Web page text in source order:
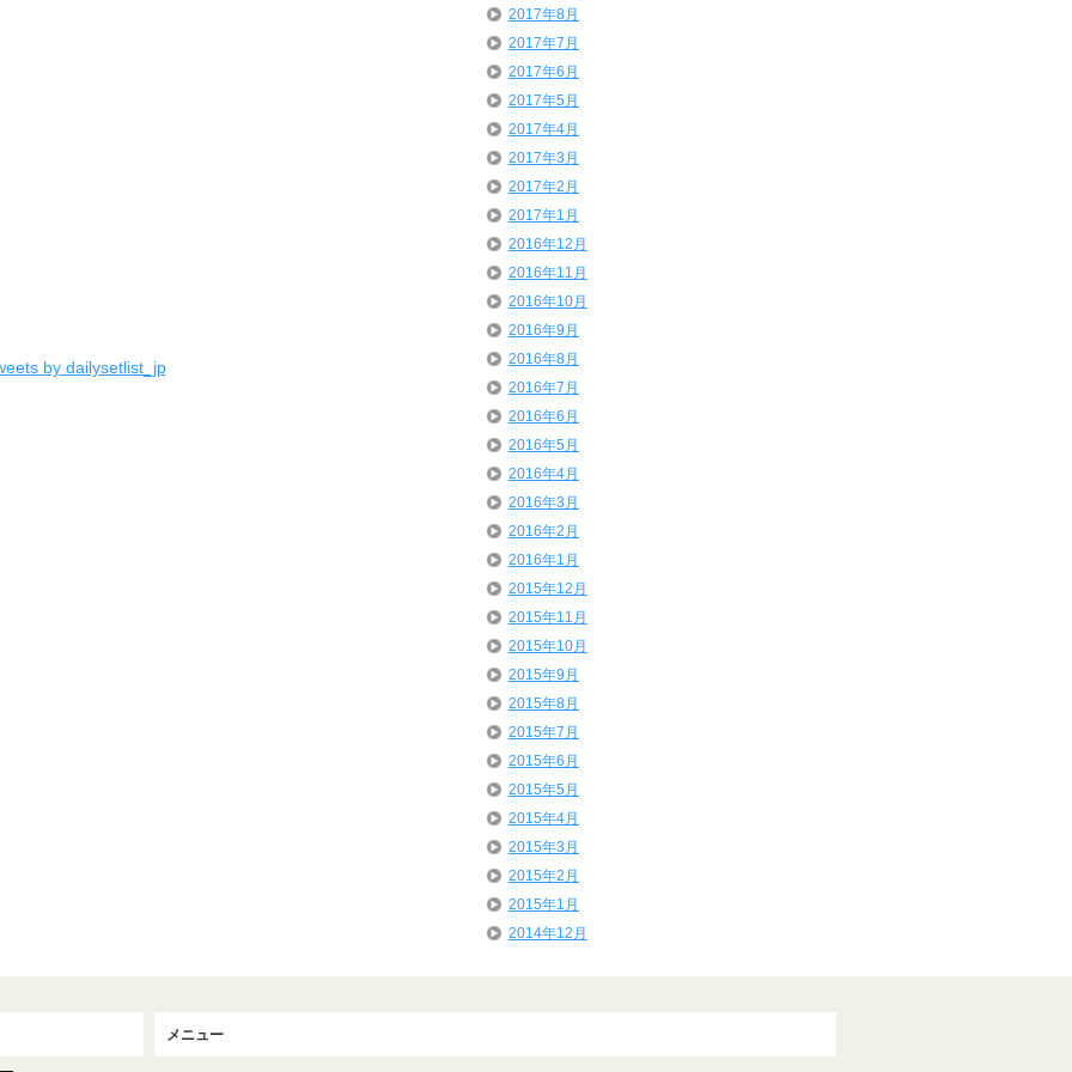
by dailysetlist_jp
2017年8月
2017年7月
2017年6月
2017年5月
2017年4月
2017年3月
2017年2月
2017年1月
2016年12月
2016年11月
2016年10月
2016年9月
2016年8月
2016年7月
2016年6月
2016年5月
2016年4月
2016年3月
2016年2月
2016年1月
2015年12月
2015年11月
2015年10月
2015年9月
2015年8月
2015年7月
2015年6月
2015年5月
2015年4月
2015年3月
2015年2月
2015年1月
2014年12月
メニュー